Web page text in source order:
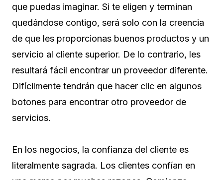
que puedas imaginar. Si te eligen y terminan
quedándose contigo, será solo con la creencia
de que les proporcionas buenos productos y un
servicio al cliente superior. De lo contrario, les
resultará fácil encontrar un proveedor diferente.
Difícilmente tendrán que hacer clic en algunos
botones para encontrar otro proveedor de
servicios.
En los negocios, la confianza del cliente es
literalmente sagrada. Los clientes confían en